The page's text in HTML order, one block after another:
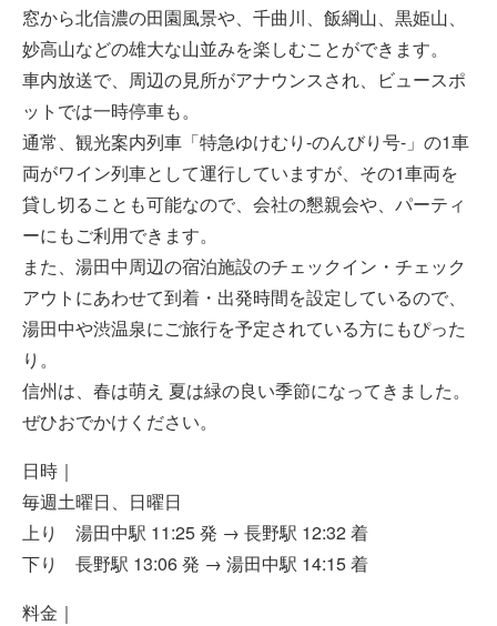
窓から北信濃の田園風景や、千曲川、飯綱山、黒姫山、
妙高山などの雄大な山並みを楽しむことができます。
車内放送で、周辺の見所がアナウンスされ、ビュースポ
ットでは一時停車も。
通常、観光案内列車「特急ゆけむり-のんびり号-」の1車
両がワイン列車として運行していますが、その1車両を
貸し切ることも可能なので、会社の懇親会や、パーティ
ーにもご利用できます。
また、湯田中周辺の宿泊施設のチェックイン・チェック
アウトにあわせて到着・出発時間を設定しているので、
湯田中や渋温泉にご旅行を予定されている方にもぴった
り。
信州は、春は萌え 夏は緑の良い季節になってきました。
ぜひおでかけください。
日時｜
毎週土曜日、日曜日
上り 湯田中駅 11:25 発 → 長野駅 12:32 着
下り 長野駅 13:06 発 → 湯田中駅 14:15 着
料金｜